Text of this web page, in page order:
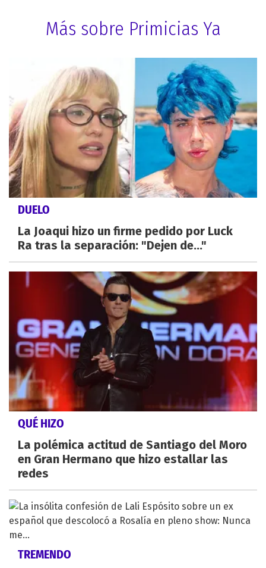
Más sobre Primicias Ya
DUELO
La Joaqui hizo un firme pedido por Luck
Ra tras la separación: "Dejen de..."
QUÉ HIZO
La polémica actitud de Santiago del Moro
en Gran Hermano que hizo estallar las
redes
TREMENDO